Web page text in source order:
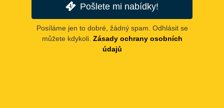
Pošlete mi nabídky!
Posíláme jen to dobré, žádný spam. Odhlásit se
můžete kdykoli. Zásady ochrany osobních
údajů